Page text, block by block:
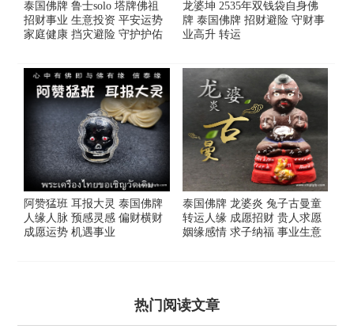
泰国佛牌 鲁士solo 塔牌佛祖
招财事业 生意投资 平安运势
家庭健康 挡灾避险 守护护佑
龙婆坤 2535年双钱袋自身佛
牌 泰国佛牌 招财避险 守财事
业高升 转运
阿赞猛班 耳报大灵 泰国佛牌
人缘人脉 预感灵感 偏财横财
成愿运势 机遇事业
泰国佛牌 龙婆炎 兔子古曼童
转运人缘 成愿招财 贵人求愿
姻缘感情 求子纳福 事业生意
热门阅读文章